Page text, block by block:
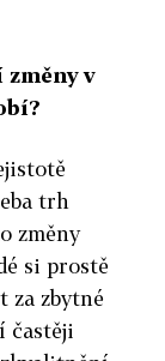
změny v
trh
změny
si prostě
za zbytné
častěji